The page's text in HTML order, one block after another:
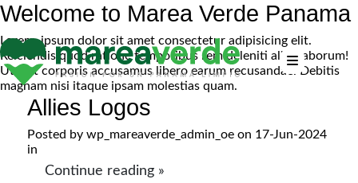
Welcome to Marea Verde Panama
Lorem, ipsum dolor sit amet consectetur adipisicing elit.
Reiciendis quod ratione temporibus rem deleniti alias laborum!
Ut sint corporis accusamus libero earum recusandae. Debitis
magnam nisi itaque ipsam molestias quam.
Allies Logos
Posted by wp_mareaverde_admin_oeon 17-Jun-2024
in
Continue reading »